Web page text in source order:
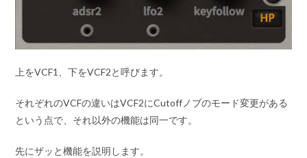
上をVCF1、下をVCF2と呼びます。
それぞれのVCFの違いはVCF2にCutoffノブのモード変更がある
という点で、それ以外の機能は同一です。
先にザッと機能を説明します。